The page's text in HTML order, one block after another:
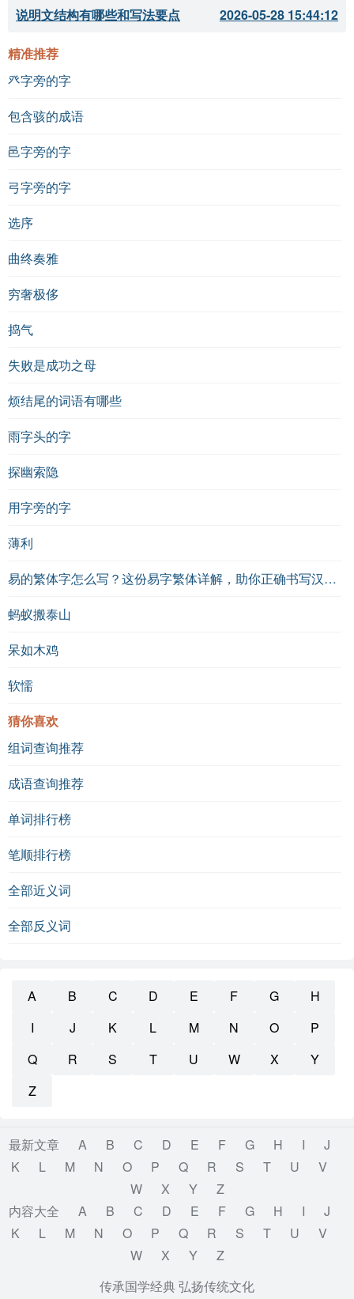
说明文结构有哪些和写法要点 2026-05-28 15:44:12
精准推荐
癶字旁的字
包含骇的成语
邑字旁的字
弓字旁的字
选序
曲终奏雅
穷奢极侈
捣气
失败是成功之母
烦结尾的词语有哪些
雨字头的字
探幽索隐
用字旁的字
薄利
易的繁体字怎么写？这份易字繁体详解，助你正确书写汉字_汉字繁体学习
蚂蚁搬泰山
呆如木鸡
软懦
猜你喜欢
组词查询推荐
成语查询推荐
单词排行榜
笔顺排行榜
全部近义词
全部反义词
A B C D E F G
H
I
J K L M N O
P
Q
R S T U W X
Y
Z
最新文章 A B C D E F G H I
J
K
L M N O P Q R S T U
V
W
X Y
Z
内容大全
A B C D E F G H I
J
K
L M N O P Q R S T U
V
W
X Y
Z
传承国学经典 弘扬传统文化